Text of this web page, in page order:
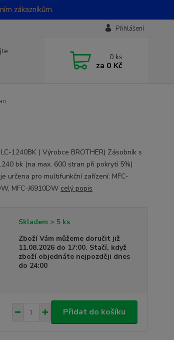
zákazníkům.
Přihlášení
0 ks
za 0 Kč
1240BK ( Výrobce BROTHER) Zásobník s
bk (na max. 600 stran při pokrytí 5%)
určena pro multifunkční zařízení: MFC-
MFC-J6910DW celý popis
Skladem > 5 ks
Zboží Vám můžeme doručit již
11.08.2026 do 17:00. Stačí, když
zboží objednáte nejpozději dnes
do 24:00
Přidat do košíku